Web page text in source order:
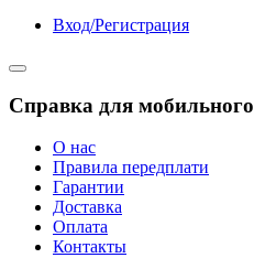
Вход/Регистрация
Справка для мобильного
О нас
Правила передплати
Гарантии
Доставка
Оплата
Контакты